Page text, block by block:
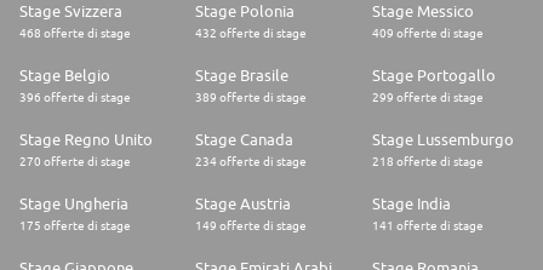
Stage Svizzera
468 offerte di stage
Stage Polonia
432 offerte di stage
Stage Messico
409 offerte di stage
Stage Belgio
396 offerte di stage
Stage Brasile
389 offerte di stage
Stage Portogallo
299 offerte di stage
Stage Regno Unito
270 offerte di stage
Stage Canada
234 offerte di stage
Stage Lussemburgo
218 offerte di stage
Stage Ungheria
175 offerte di stage
Stage Austria
149 offerte di stage
Stage India
141 offerte di stage